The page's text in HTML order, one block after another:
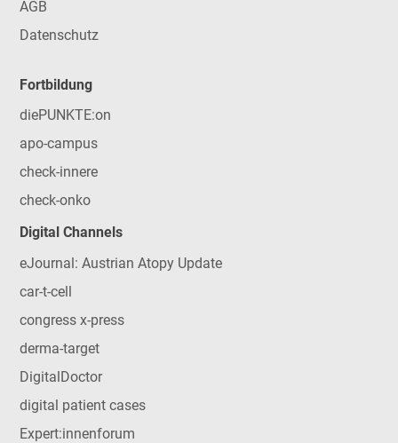
AGB
Datenschutz
Fortbildung
diePUNKTE:on
apo-campus
check-innere
check-onko
Digital Channels
eJournal: Austrian Atopy Update
car-t-cell
congress x-press
derma-target
DigitalDoctor
digital patient cases
Expert:innenforum